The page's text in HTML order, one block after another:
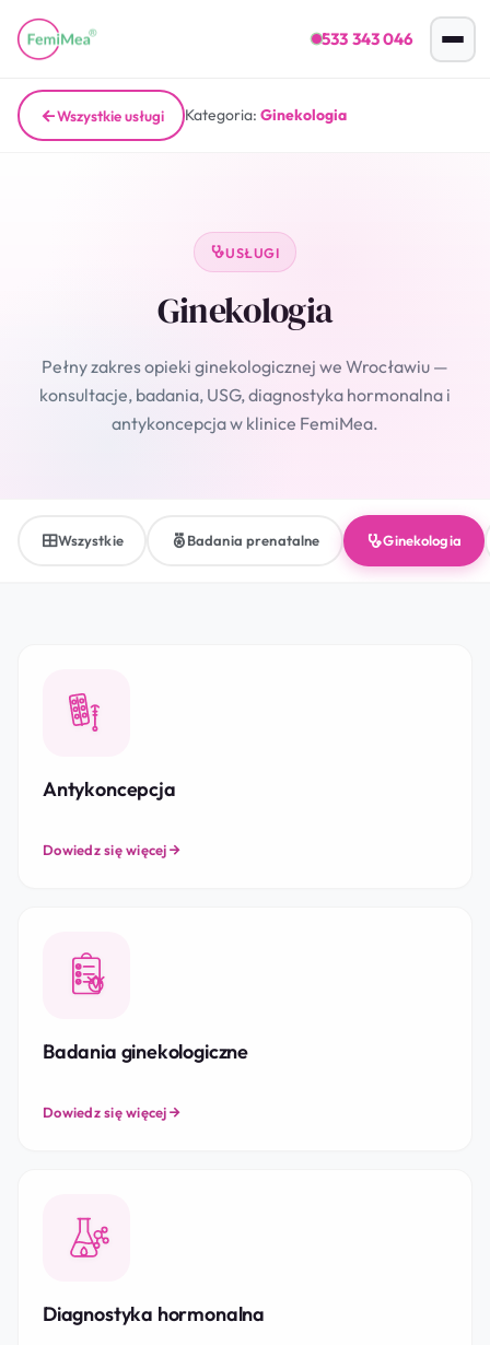
533 343 046
Wszystkie usługi Kategoria: Ginekologia
USŁUGI
Ginekologia
Pełny zakres opieki ginekologicznej we Wrocławiu —
konsultacje, badania, USG, diagnostyka hormonalna i
antykoncepcja w klinice FemiMea.
Wszystkie Badania prenatalne Ginekologia
Antykoncepcja
Dowiedz się więcej
Badania ginekologiczne
Dowiedz się więcej
Diagnostyka hormonalna